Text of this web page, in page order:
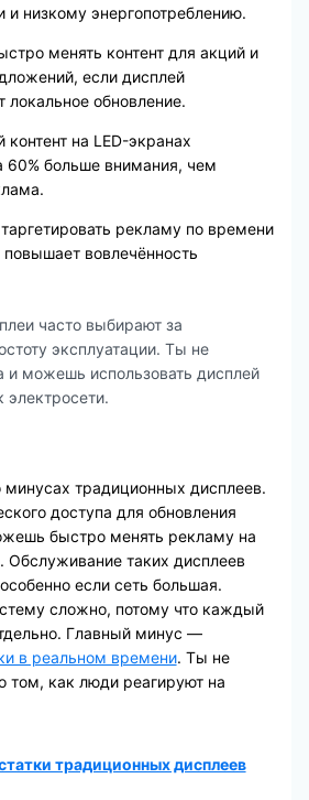
и низкому энергопотреблению.
менять контент для акций и
если дисплей
локальное обновление.
на LED-экранах
60% больше внимания, чем
рекламу по времени
вовлечённость
часто выбирают за
эксплуатации. Ты не
и можешь использовать дисплей
электросети.
минусах традиционных дисплеев.
доступа для обновления
быстро менять рекламу на
Обслуживание таких дисплеев
если сеть большая.
сложно, потому что каждый
Главный минус —
в реальном времени. Ты не
том, как люди реагируют на
традиционных дисплеев